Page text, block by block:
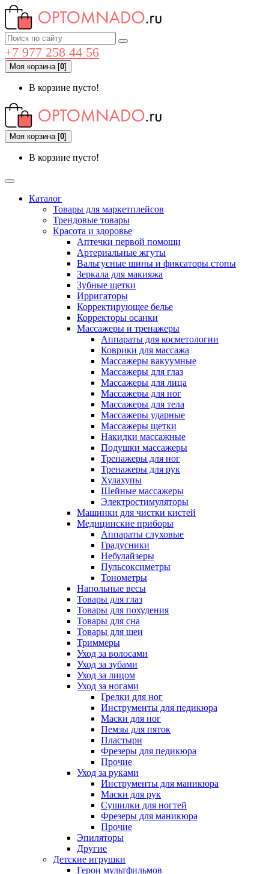
+7 977 258 44 56
Моя корзина[0]
В корзине пусто!
Моя корзина[0]
В корзине пусто!
Каталог
Товары для маркетплейсов
Трендовые товары
Красота и здоровье
Аптечки первой помощи
Артериальные жгуты
Вальгусные шины и фиксаторы стопы
Зеркала для макияжа
Зубные щетки
Ирригаторы
Корректирующее белье
Корректоры осанки
Массажеры и тренажеры
Аппараты для косметологии
Коврики для массажа
Массажеры вакуумные
Массажеры для глаз
Массажеры для лица
Массажеры для ног
Массажеры для тела
Массажеры ударные
Массажеры щетки
Накидки массажные
Подушки массажеры
Тренажеры для ног
Тренажеры для рук
Хулахупы
Шейные массажеры
Электростимуляторы
Машинки для чистки кистей
Медицинские приборы
Аппараты слуховые
Градусники
Небулайзеры
Пульсоксиметры
Тонометры
Напольные весы
Товары для глаз
Товары для похудения
Товары для сна
Товары для шеи
Триммеры
Уход за волосами
Уход за зубами
Уход за лицом
Уход за ногами
Грелки для ног
Инструменты для педикюра
Маски для ног
Пемзы для пяток
Пластыри
Фрезеры для педикюра
Прочие
Уход за руками
Инструменты для маникюра
Маски для рук
Сушилки для ногтей
Фрезеры для маникюра
Прочие
Эпиляторы
Другие
Детские игрушки
Герои мультфильмов